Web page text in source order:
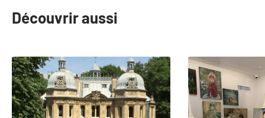
Découvrir aussi
slide
1
to
2
of